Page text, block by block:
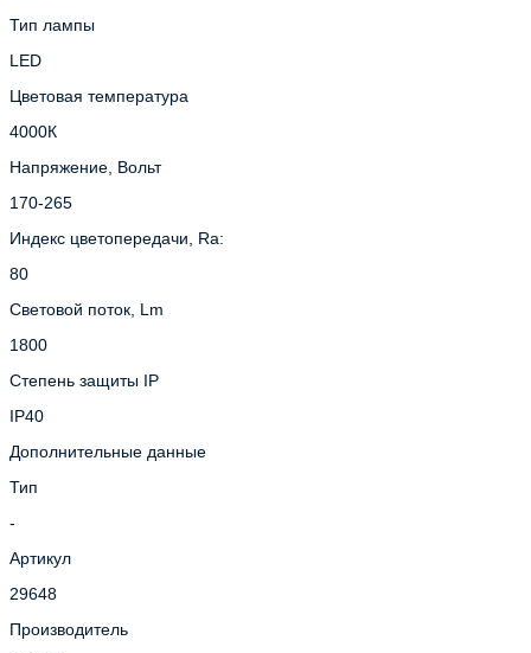
Тип лампы
LED
Цветовая температура
4000К
Напряжение, Вольт
170-265
Индекс цветопередачи, Ra:
80
Световой поток, Lm
1800
Степень защиты IP
IP40
Дополнительные данные
Тип
-
Артикул
29648
Производитель